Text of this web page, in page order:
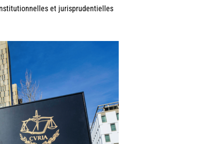
et jurisprudentielles